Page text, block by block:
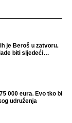
je Beroš u zatvoru.
biti sljedeći
000 eura. Evo tko bi
udruženja